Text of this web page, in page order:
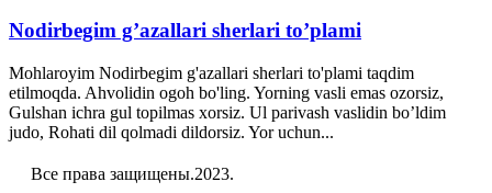
Nodirbegim g’azallari sherlari to’plami
Mohlaroyim Nodirbegim g'azallari sherlari to'plami taqdim
etilmoqda. Ahvolidin ogoh bo'ling. Yorning vasli emas ozorsiz,
Gulshan ichra gul topilmas xorsiz. Ul parivash vaslidin bo’ldim
judo, Rohati dil qolmadi dildorsiz. Yor uchun...
Все права защищены.2023.